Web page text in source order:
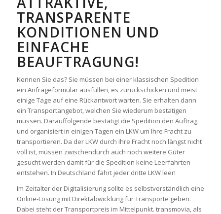
TRANSPARENTE
KONDITIONEN UND
EINFACHE
BEAUFTRAGUNG!
Kennen Sie das? Sie müssen bei einer klassischen Spedition
ein Anfrageformular ausfüllen, es zurückschicken und meist
einige Tage auf eine Rückantwort warten. Sie erhalten dann
ein Transportangebot, welchen Sie wiederum bestätigen
müssen. Darauffolgende bestätigt die Spedition den Auftrag
und organisiert in einigen Tagen ein LKW um Ihre Fracht zu
transportieren. Da der LKW durch Ihre Fracht noch längst nicht
voll ist, müssen zwischendurch auch noch weitere Güter
gesucht werden damit für die Spedition keine Leerfahrten
entstehen. In Deutschland fährt jeder dritte LKW leer!
Im Zeitalter der Digitalisierung sollte es selbstverständlich eine
Online-Lösung mit Direktabwicklung für Transporte geben.
Dabei steht der Transportpreis im Mittelpunkt. transmovia, als